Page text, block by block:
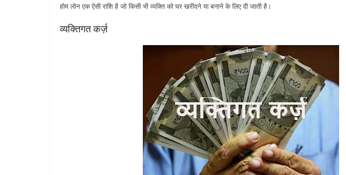
होम लोन एक ऐसी राशि है जो किसी भी व्यक्ति को घर खरीदने या बनाने के लिए दी जाती है।
व्यक्तिगत कर्ज़